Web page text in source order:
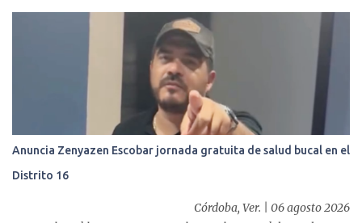
Días y Primera Infancia” que inició este miércoles en la cabecera
municipal. Se trata de una estrategia que busca contribuir al
desarrollo y la nutrición de niñas, niños y mujeres en esta
importante etapa de vida. Durante la jornada, en la explanada del
Súper Ahorros, el director del organismo asistencial, Lic. Carlos
Adiel Pereda, realizó un recorrido por las sedes de entre...
Anuncia Zenyazen Escobar jornada gratuita de salud bucal en el
Distrito 16
Córdoba, Ver. | 06 agosto 2026